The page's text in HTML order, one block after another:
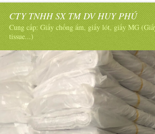
CTY TNHH SX TM DV HUY PHÚ
Cung cấp: Giấy chống ẩm, giấy lót, giấy MG
tissue...)